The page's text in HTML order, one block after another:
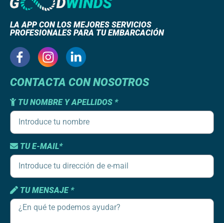
LA APP CON LOS MEJORES SERVICIOS
PROFESIONALES PARA TU EMBARCACIÓN
CONTACTA CON NOSOTROS
TU NOMBRE Y APELLIDOS *
TU E-MAIL*
TU MENSAJE *